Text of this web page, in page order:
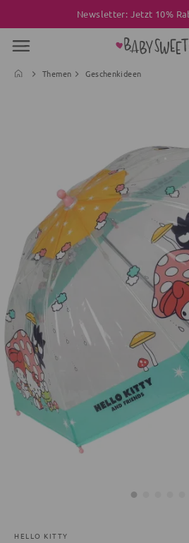
Newsletter: Jetzt 10%
Themen Geschenkideen
HELLO KITTY